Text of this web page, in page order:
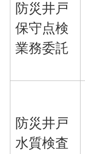
防災井戸
保守点検
業務委託
防災井戸
水質検査